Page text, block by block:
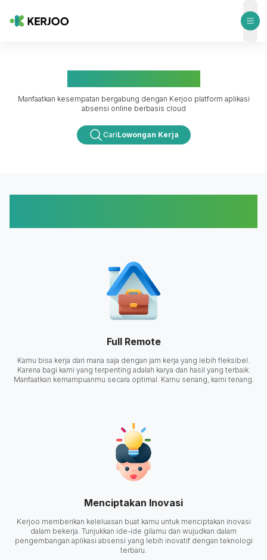
Manfaatkan kesempatan bergabung dengan Kerjoo platform aplikasi
absensi online berbasis cloud
CariLowongan Kerja
Full Remote
Kamu bisa kerja dari mana saja dengan jam kerja yang lebih fleksibel.
Karena bagi kami yang terpenting adalah karya dan hasil yang terbaik.
Manfaatkan kemampuanmu secara optimal. Kamu senang, kami tenang.
Menciptakan Inovasi
Kerjoo memberikan keleluasan buat kamu untuk menciptakan inovasi
dalam bekerja. Tunjukkan ide-ide gilamu dan wujudkan dalam
pengembangan aplikasi absensi yang lebih inovatif dengan teknologi
terbaru.